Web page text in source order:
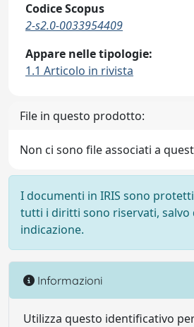
Codice Scopus
2-s2.0-0033954409
Appare nelle tipologie:
1.1 Articolo in rivista
File in questo prodotto:
Non ci sono file associati a
I documenti in IRIS sono
tutti i diritti sono riservati, salvo
indicazione.
Informazioni
Utilizza questo identificativo